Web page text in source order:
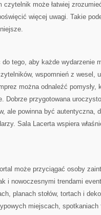
może łatwiej
więcej uwagi. Takie
tego, aby każde wydarzenie
wspomnień z wesel,
można odnaleźć pomysły,
Dobrze przygotowana
ale powinna być autentyczna,
Sala Lacerta wspiera
może przyciągać osoby
i nowoczesnymi trendami
planach stołów, tortach i
miejscach,